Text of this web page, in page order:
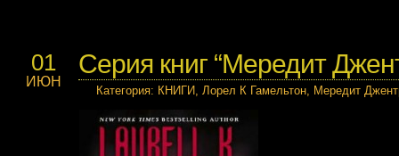
01
ИЮН
Серия книг “Мередит
Категория: КНИГИ, Лорел К Гамельтон, Мередит